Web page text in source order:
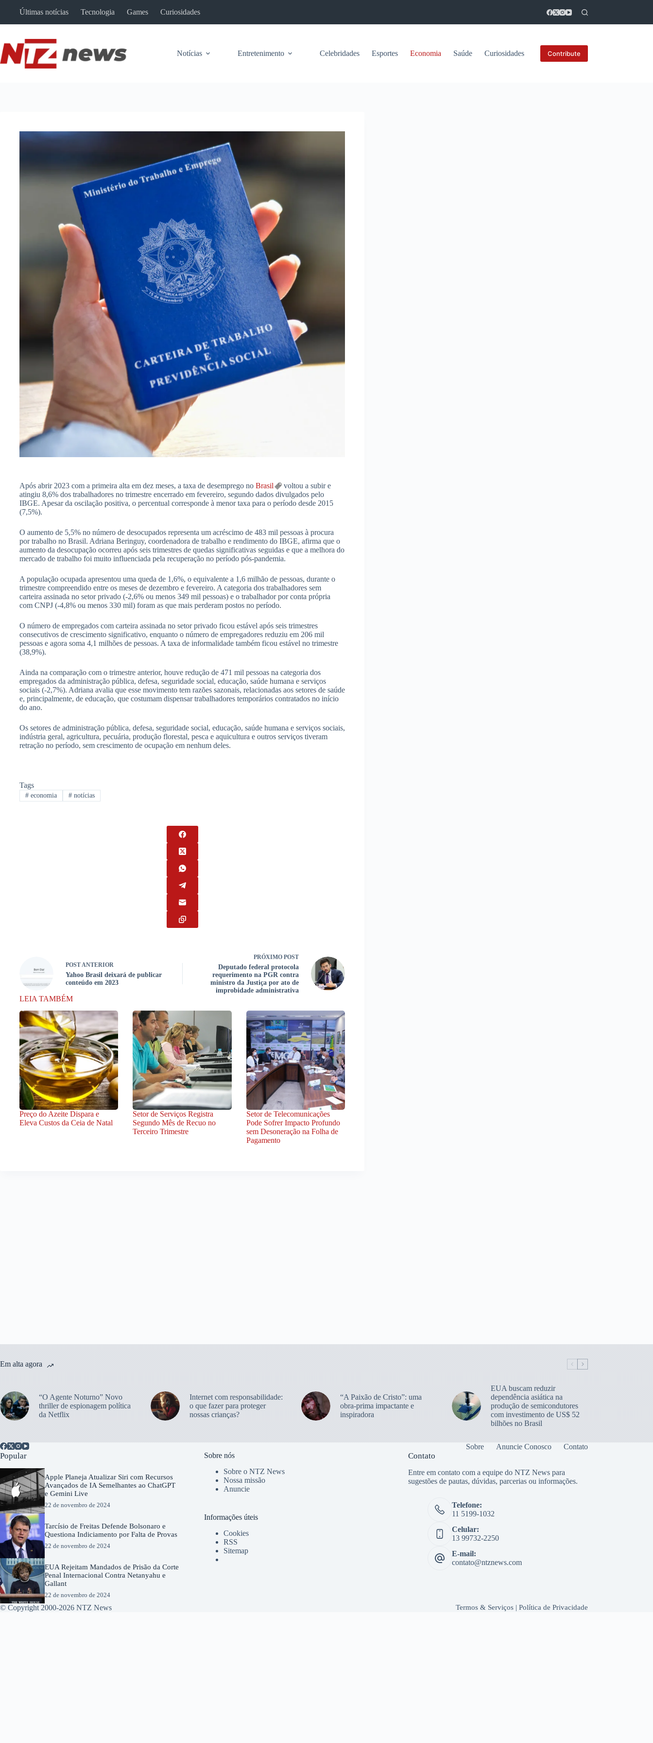
Últimas notícias Tecnologia Games Curiosidades
Notícias Entretenimento Celebridades Esportes Economia Saúde Curiosidades Contribute
Após abrir 2023 com a primeira alta em dez meses, a taxa de desemprego no Brasil
voltou a subir e
atingiu 8,6% dos trabalhadores no trimestre encerrado em fevereiro, segundo dados divulgados pelo
IBGE. Apesar da oscilação positiva, o percentual corresponde à menor taxa para o período desde 2015
(7,5%).
O aumento de 5,5% no número de desocupados representa um acréscimo de 483 mil pessoas à procura
por trabalho no Brasil. Adriana Beringuy, coordenadora de trabalho e rendimento do IBGE, afirma que o
aumento da desocupação ocorreu após seis trimestres de quedas significativas seguidas e que a melhora do
mercado de trabalho foi muito influenciada pela recuperação no período pós-pandemia.
A população ocupada apresentou uma queda de 1,6%, o equivalente a 1,6 milhão de pessoas, durante o
trimestre compreendido entre os meses de dezembro e fevereiro. A categoria dos trabalhadores sem
carteira assinada no setor privado (-2,6% ou menos 349 mil pessoas) e o trabalhador por conta própria
com CNPJ (-4,8% ou menos 330 mil) foram as que mais perderam postos no período.
O número de empregados com carteira assinada no setor privado ficou estável após seis trimestres
consecutivos de crescimento significativo, enquanto o número de empregadores reduziu em 206 mil
pessoas e agora soma 4,1 milhões de pessoas. A taxa de informalidade também ficou estável no trimestre
(38,9%).
Ainda na comparação com o trimestre anterior, houve redução de 471 mil pessoas na categoria dos
empregados da administração pública, defesa, seguridade social, educação, saúde humana e serviços
sociais (-2,7%). Adriana avalia que esse movimento tem razões sazonais, relacionadas aos setores de saúde
e, principalmente, de educação, que costumam dispensar trabalhadores temporários contratados no início
do ano.
Os setores de administração pública, defesa, seguridade social, educação, saúde humana e serviços sociais,
indústria geral, agricultura, pecuária, produção florestal, pesca e aquicultura e outros serviços tiveram
retração no período, sem crescimento de ocupação em nenhum deles.
Tags
#economia #notícias
POSTANTERIOR
Yahoo Brasil deixará de publicar
conteúdo em 2023
PRÓXIMO POST
Deputado federal protocola
requerimento na PGR contra
ministro da Justiça por ato de
improbidade administrativa
LEIA TAMBÉM
Preço do Azeite Dispara e
Eleva Custos da Ceia de Natal
Setor de Serviços Registra
Segundo Mês de Recuo no
Terceiro Trimestre
Setor de Telecomunicações
Pode Sofrer Impacto Profundo
sem Desoneração na Folha de
Pagamento
Em alta agora
“O Agente Noturno” Novo
thriller de espionagem política
da Netflix
Internet com responsabilidade:
o que fazer para proteger
nossas crianças?
“A Paixão de Cristo”: uma
obra-prima impactante e
inspiradora
EUA buscam reduzir
dependência asiática na
produção de semicondutores
com investimento de US$ 52
bilhões no Brasil
Sobre Anuncie Conosco Contato
Popular
Apple Planeja Atualizar Siri com Recursos
Avançados de IA Semelhantes ao ChatGPT
e Gemini Live
22 de novembro de 2024
Tarcísio de Freitas Defende Bolsonaro e
Questiona Indiciamento por Falta de Provas
22 de novembro de 2024
EUA Rejeitam Mandados de Prisão da Corte
Penal Internacional Contra Netanyahu e
Gallant
22 de novembro de 2024
Sobre nós
Sobre o NTZ News
Nossa missão
Anuncie
Informações úteis
Cookies
RSS
Sitemap
Contato
Entre em contato com a equipe do NTZ News para
sugestões de pautas, dúvidas, parcerias ou informações.
Telefone:
11 5199-1032
Celular:
13 99732-2250
E-mail:
contato@ntznews.com
© Copyright 2000-2026 NTZ News Termos & Serviços| Política de Privacidade